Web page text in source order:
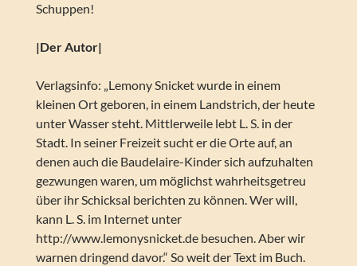
Schuppen!
|Der Autor|
Verlagsinfo: „Lemony Snicket wurde in einem
kleinen Ort geboren, in einem Landstrich, der heute
unter Wasser steht. Mittlerweile lebt L. S. in der
Stadt. In seiner Freizeit sucht er die Orte auf, an
denen auch die Baudelaire-Kinder sich aufzuhalten
gezwungen waren, um möglichst wahrheitsgetreu
über ihr Schicksal berichten zu können. Wer will,
kann L. S. im Internet unter
http://www.lemonysnicket.de besuchen. Aber wir
warnen dringend davor.“ So weit der Text im Buch.